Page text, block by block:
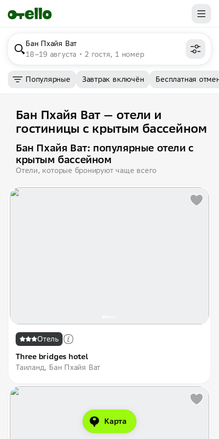
Бан Пхайя Ват
18–19 августа
2 гостя, 1 номер
Популярные Завтрак включён Бесплатная
Бан Пхайя Ват — отели и
гостиницы с крытым бассейном
Бан Пхайя Ват: популярные отели с
крытым бассейном
Отели, которые бронируют чаще всего
Отель
Three bridges hotel
Таиланд, Бан Пхайя Ват
Карта